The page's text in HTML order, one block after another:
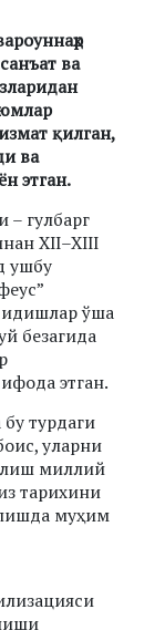
ва
қилган,
ва
этган.
– гулбарг
XII–XIII
ушбу
идишлар ўша
безагида
этган.
турдаги
уларни
миллий
тарихини
муҳим